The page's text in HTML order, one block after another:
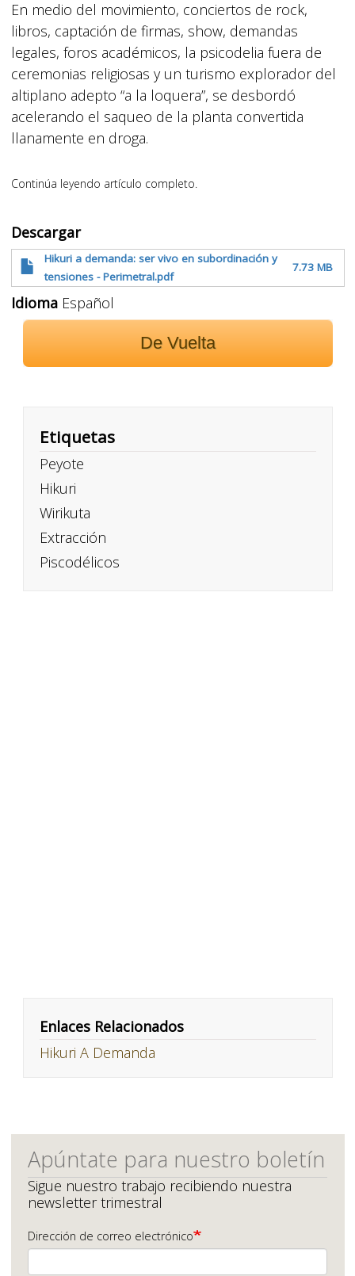
En medio del movimiento, conciertos de rock,
libros, captación de firmas, show, demandas
legales, foros académicos, la psicodelia fuera de
ceremonias religiosas y un turismo explorador del
altiplano adepto “a la loquera”, se desbordó
acelerando el saqueo de la planta convertida
llanamente en droga.
Continúa leyendo artículo completo.
Descargar
Hikuri a demanda: ser vivo en subordinación y
tensiones - Perimetral.pdf
7.73 MB
IdiomaEspañol
De Vuelta
Etiquetas
Peyote
Hikuri
Wirikuta
Extracción
Piscodélicos
Enlaces Relacionados
Hikuri A Demanda
Apúntate para nuestro boletín
Sigue nuestro trabajo recibiendo nuestra
newsletter trimestral
Dirección de correo electrónico